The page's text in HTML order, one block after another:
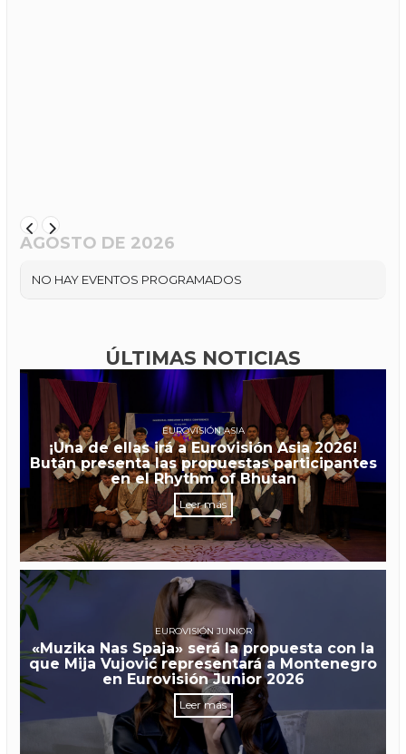
AGOSTO DE 2026
NO HAY EVENTOS PROGRAMADOS
ÚLTIMAS NOTICIAS
EUROVISIÓN ASIA
¡Una de ellas irá a Eurovisión Asia 2026!
Bután presenta las propuestas participantes
en el Rhythm of Bhutan
Leer más
EUROVISIÓN JUNIOR
«Muzika Nas Spaja» será la propuesta con la
que Mija Vujović representará a Montenegro
en Eurovisión Junior 2026
Leer más